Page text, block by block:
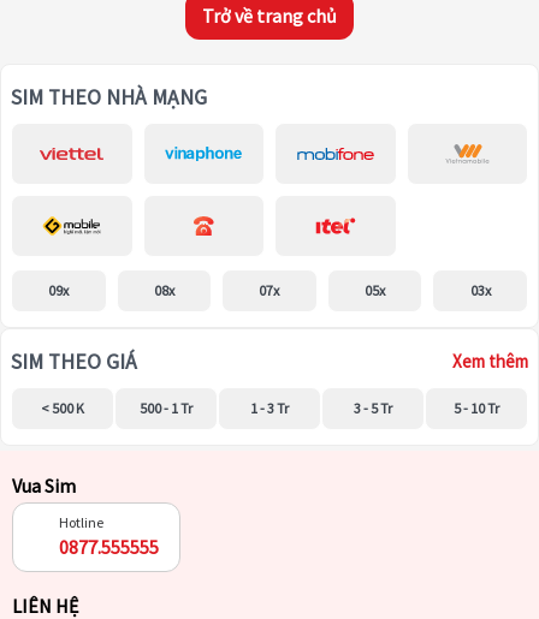
Trở về trang chủ
SIM THEO NHÀ MẠNG
09x 08x 07x 05x 03x
SIM THEO GIÁ Xem thêm
< 500 K 500 - 1 Tr 1 - 3 Tr 3 - 5 Tr 5 - 10 Tr
Vua Sim
Hotline
0877.555555
LIÊN HỆ